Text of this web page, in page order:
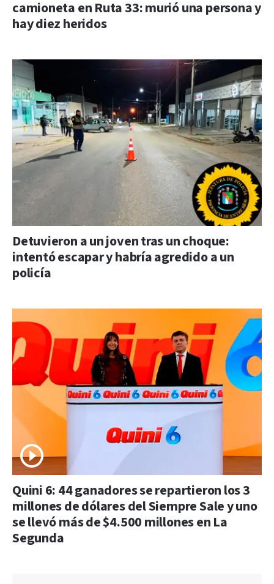
camioneta en Ruta 33: murió una persona y
hay diez heridos
Detuvieron a un joven tras un choque:
intentó escapar y habría agredido a un
policía
Quini 6: 44 ganadores se repartieron los 3
millones de dólares del Siempre Sale y uno
se llevó más de $4.500 millones en La
Segunda